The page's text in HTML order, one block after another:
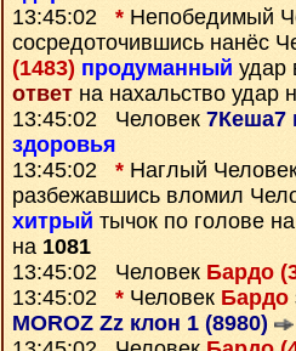
13:45:02 * Непобедимый
сосредоточившись нанёс
(1483) продуманный удар
ответ на нахальство удар
13:45:02 Человек 7Кеша7
здоровья
13:45:02 * Наглый
разбежавшись вломил
хитрый тычок по голове на
на 1081
13:45:02 Человек Бардо
13:45:02 * Человек Бардо
MOROZ Zz клон 1 (8980)